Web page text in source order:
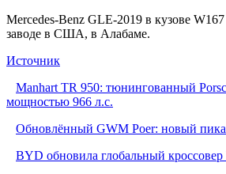
Mercedes-Benz GLE-2019 в кузове W167
заводе в США, в Алабаме.
Источник
Manhart TR 950: тюнингованный
мощностью 966 л.с.
Обновлённый GWM Poer: новый
BYD обновила глобальный